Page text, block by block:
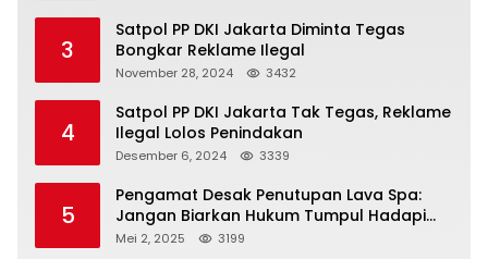
3
Satpol PP DKI Jakarta Diminta Tegas
Bongkar Reklame Ilegal
November 28, 2024 3432
4
Satpol PP DKI Jakarta Tak Tegas, Reklame
Ilegal Lolos Penindakan
Desember 6, 2024 3339
5
Pengamat Desak Penutupan Lava Spa:
Jangan Biarkan Hukum Tumpul Hadapi
‘Spa Berkedok
Mei 2, 2025 3199